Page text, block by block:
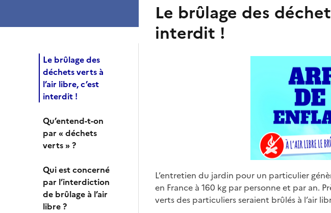
Le brûlage des
déchets verts à
l’air libre, c’est
interdit !
Qu’entend-t-on
par « déchets
verts » ?
Qui est concerné
par l’interdiction
de brûlage à l’air
libre ?
Le brûlage des
interdit !
L’entretien du jardin pour un particulier
en France à 160 kg par personne et par an.
verts des particuliers seraient brûlés à l’air